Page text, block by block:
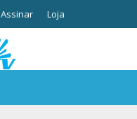
Assinar Loja